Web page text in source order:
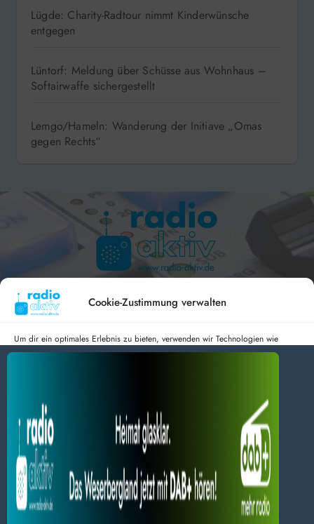
Cookie-Zustimmung verwalten
Um dir ein optimales Erlebnis zu bieten, verwenden wir Technologien wie
Cookies, um Geräteinformationen zu speichern und/oder darauf zuzugreifen.
und Funktionen beeinträchtigt werden.
Dienste verwalten
Nur Notwendiges akzeptieren
Lügde: Charity-Radtour nimmt Kinderwünsche
entgegen
Lüntorf: Meldung über Schüsse aus Wohnhaus –
Softairwaffe sichergestellt
Lemgo/Hameln: Wanderung der Initiave „Omas
gegen Rechts“
Hameln 99.3 – Bad Pyrmont 94.8 – Bad Münder 107.2 –
DAB+ 9C
BlogData byThemeansar